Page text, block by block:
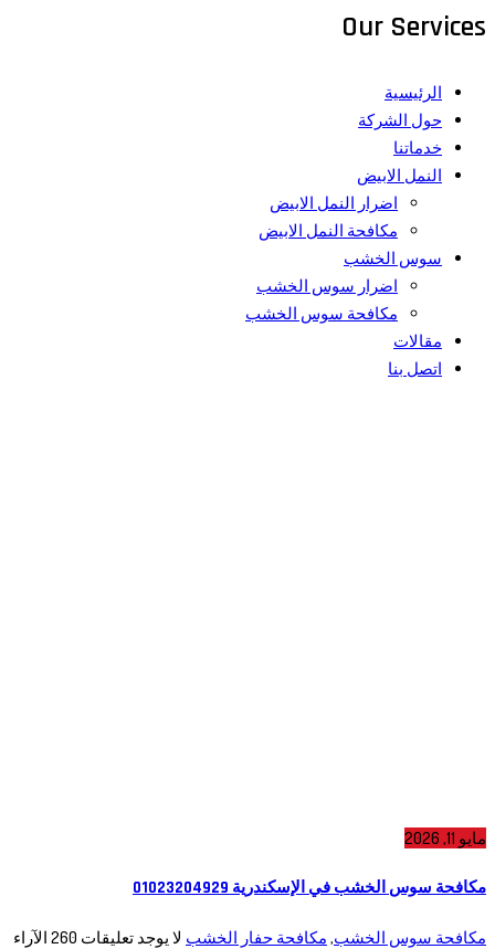
Our Services
الرئيسية
حول الشركة
خدماتنا
النمل الابيض
اضرار النمل الابيض
مكافحة النمل الابيض
سوس الخشب
اضرار سوس الخشب
مكافحة سوس الخشب
مقالات
اتصل بنا
مايو 11, 2026
مكافحة سوس الخشب في الإسكندرية 01023204929
مكافحة سوس الخشب,مكافحة حفار الخشبلا يوجد تعليقات260الآراء